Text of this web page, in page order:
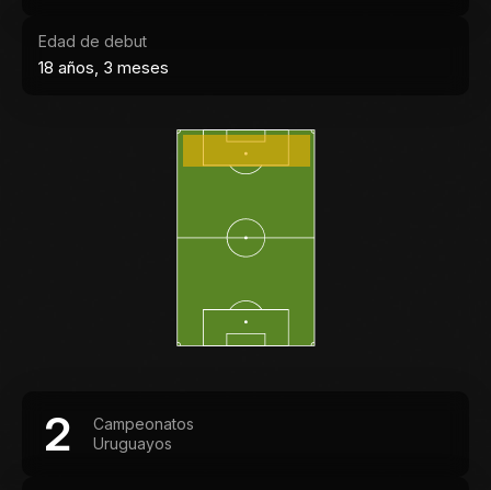
Edad de debut
18 años, 3 meses
2
Campeonatos
Uruguayos